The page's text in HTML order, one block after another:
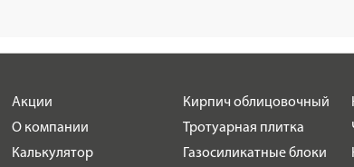
Акции
О компании
Калькулятор
Кирпич облицовочный
Тротуарная плитка
Газосиликатные блоки